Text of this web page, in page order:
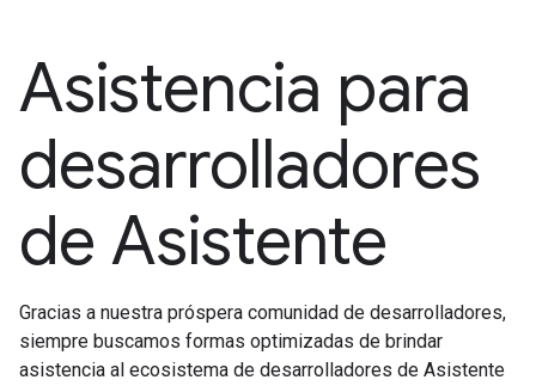
Asistencia para
desarrolladores
de Asistente
Gracias a nuestra próspera comunidad de desarrolladores,
siempre buscamos formas optimizadas de brindar
asistencia al ecosistema de desarrolladores de Asistente